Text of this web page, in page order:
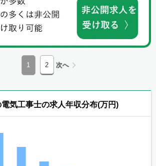
1 2 次へ
気工事士の求人年収分布(万円)